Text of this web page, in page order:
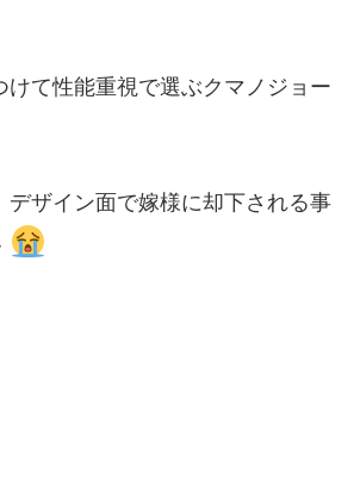
けて性能重視で選ぶクマノジョー
デザイン面で嫁様に却下される事